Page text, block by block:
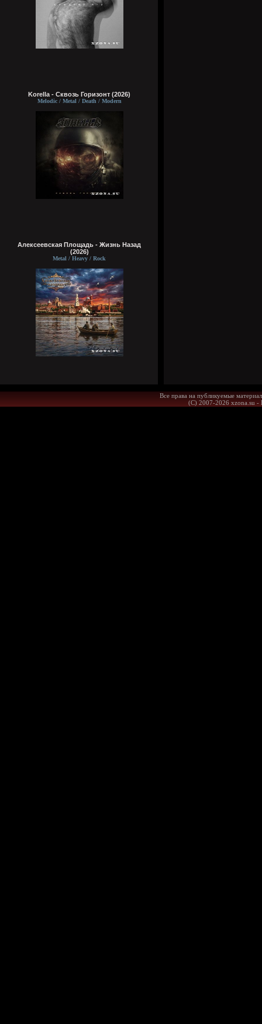
Korella - Сквозь Горизонт (2026)
Melodic / Metal / Death / Modern
Алексеевская Площадь - Жизнь Назад
(2026)
Metal / Heavy / Rock
Все права на публикуемые
(С) 2007-2026 xzona.su -